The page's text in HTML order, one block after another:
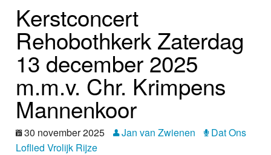
Home
Programma's
Nieuws
Foto's
Video
Kerstconcert
Rehobothkerk Zaterdag
13 december 2025
m.m.v. Chr. Krimpens
Mannenkoor
30 november 2025 Jan van Zwienen
Dat Ons
Loflied Vrolijk Rijze